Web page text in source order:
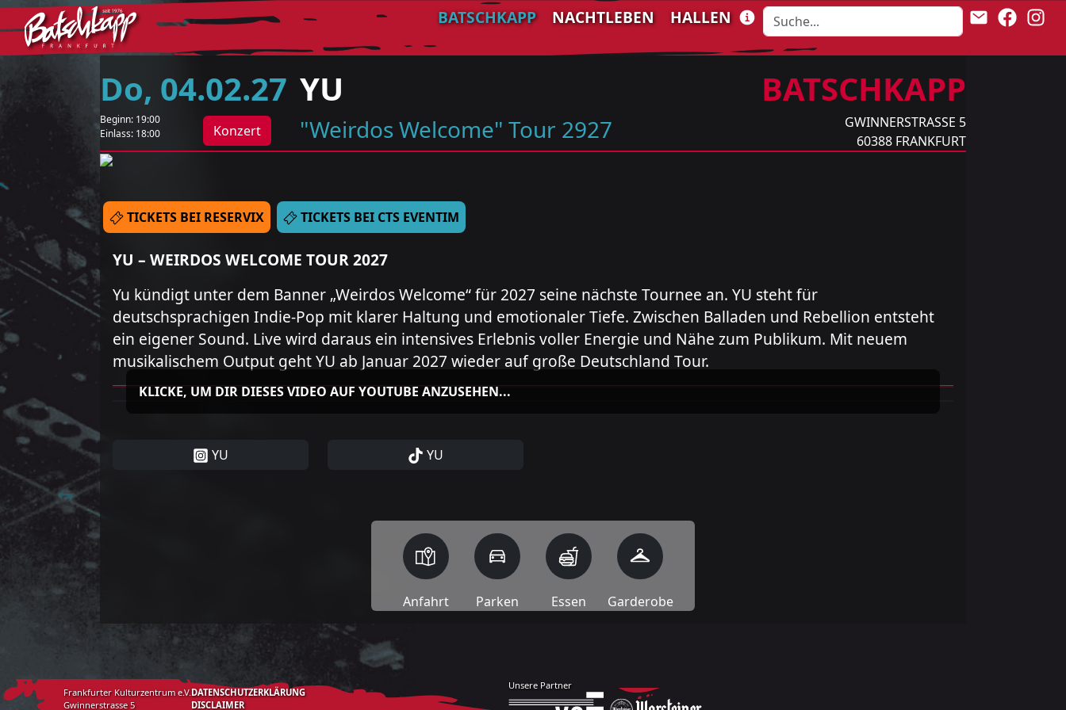
BATSCHKAPP NACHTLEBEN HALLEN
Do, 04.02.27
Beginn: 19:00
Einlass: 18:00 Konzert
YU
"Weirdos Welcome" Tour 2927
BATSCHKAPP
GWINNERSTRASSE 5
60388 FRANKFURT
TICKETS BEI RESERVIX TICKETS BEI CTS EVENTIM
YU – WEIRDOS WELCOME TOUR 2027
Yu kündigt unter dem Banner „Weirdos Welcome“ für 2027 seine nächste Tournee an. YU steht für
deutschsprachigen Indie-Pop mit klarer Haltung und emotionaler Tiefe. Zwischen Balladen und Rebellion entsteht
ein eigener Sound. Live wird daraus ein intensives Erlebnis voller Energie und Nähe zum Publikum. Mit neuem
musikalischem Output geht YU ab Januar 2027 wieder auf große Deutschland Tour.
KLICKE, UM DIR DIESES VIDEO AUF YOUTUBE ANZUSEHEN...
YU YU
Anfahrt Parken Essen Garderobe
Frankfurter Kulturzentrum e.V.
Gwinnerstrasse 5
DATENSCHUTZERKLÄRUNG
DISCLAIMER
Unsere Partner